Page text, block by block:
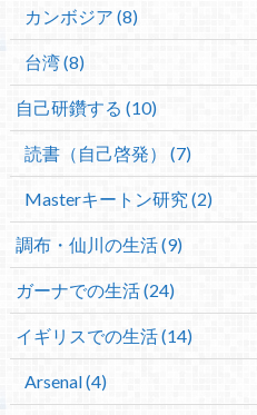
カンボジア (8)
台湾 (8)
自己研鑽する (10)
読書（自己啓発） (7)
Masterキートン研究 (2)
調布・仙川の生活 (9)
ガーナでの生活 (24)
イギリスでの生活 (14)
Arsenal (4)